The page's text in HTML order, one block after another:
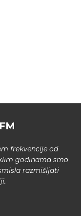
frekvencije od
godinama smo
razmišljati